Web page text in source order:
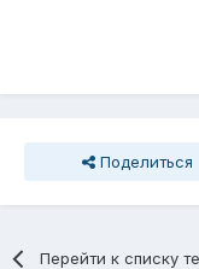
Поделиться
Перейти к списку